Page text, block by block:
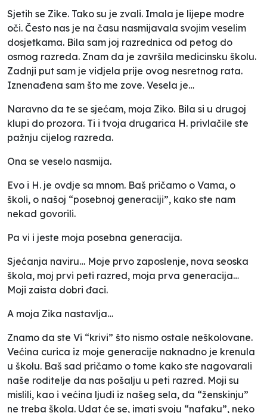
Sjetih se Zike. Tako su je zvali. Imala je lijepe modre
oči. Često nas je na času nasmijavala svojim veselim
dosjetkama. Bila sam joj razrednica od petog do
osmog razreda. Znam da je završila medicinsku školu.
Zadnji put sam je vidjela prije ovog nesretnog rata.
Iznenađena sam što me zove. Vesela je…
Naravno da te se sjećam, moja Ziko. Bila si u drugoj
klupi do prozora. Ti i tvoja drugarica H. privlačile ste
pažnju cijelog razreda.
Ona se veselo nasmija.
Evo i H. je ovdje sa mnom. Baš pričamo o Vama, o
školi, o našoj “posebnoj generaciji”, kako ste nam
nekad govorili.
Pa vi i jeste moja posebna generacija.
Sjećanja naviru… Moje prvo zaposlenje, nova seoska
škola, moj prvi peti razred, moja prva generacija…
Moji zaista dobri đaci.
A moja Zika nastavlja…
Znamo da ste Vi “krivi” što nismo ostale neškolovane.
Većina curica iz moje generacije naknadno je krenula
u školu. Baš sad pričamo o tome kako ste nagovarali
naše roditelje da nas pošalju u peti razred. Moji su
mislili, kao i većina ljudi iz našeg sela, da “ženskinju”
ne treba škola. Udat će se, imati svoju “nafaku”, neko